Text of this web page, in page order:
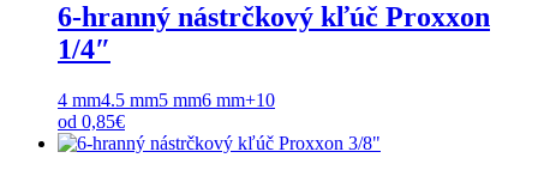
6-hranný nástrčkový kľúč Proxxon
1/4″
4 mm4.5 mm5 mm6 mm+10
od 0,85€